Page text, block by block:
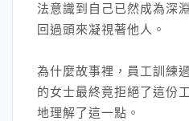
法意識到自己已然成為深
回過頭來凝視著他人。
為什麼故事裡，員工訓練
的女士最終竟拒絕了這份
地理解了這一點。